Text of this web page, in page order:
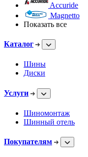
Accuride
Magnetto
Показать все
Каталог
Шины
Диски
Услуги
Шиномонтаж
Шинный отель
Покупателям